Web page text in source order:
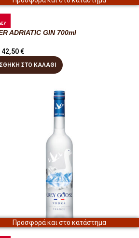
ADRIATIC GIN 700ml
42,50€
ΣΤΟ ΚΑΛΆΘΙ
Προσφορά και στο κατάστημα